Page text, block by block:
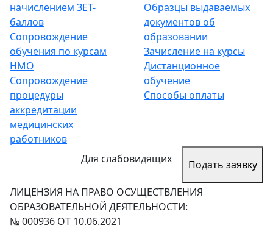
начислением ЗЕТ-
баллов
Сопровождение
обучения по курсам
НМО
Сопровождение
процедуры
аккредитации
медицинских
работников
Образцы выдаваемых
документов об
образовании
Зачисление на курсы
Дистанционное
обучение
Способы оплаты
Для слабовидящих Подать заявку
ЛИЦЕНЗИЯ НА ПРАВО ОСУЩЕСТВЛЕНИЯ
ОБРАЗОВАТЕЛЬНОЙ ДЕЯТЕЛЬНОСТИ:
№ 000936 ОТ 10.06.2021